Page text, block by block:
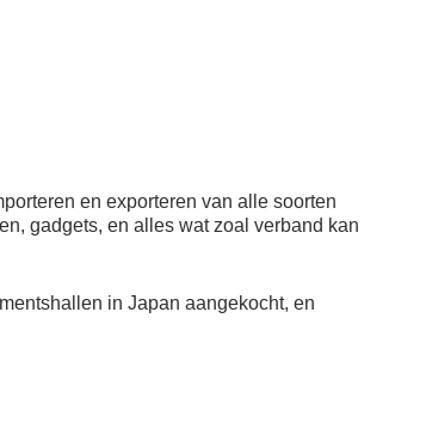
en exporteren van alle soorten
gadgets, en alles wat zoal verband kan
in Japan aangekocht, en